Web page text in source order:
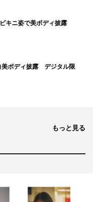
キニ姿で美ボディ披露
美ボディ披露 デジタル限
もっと見る